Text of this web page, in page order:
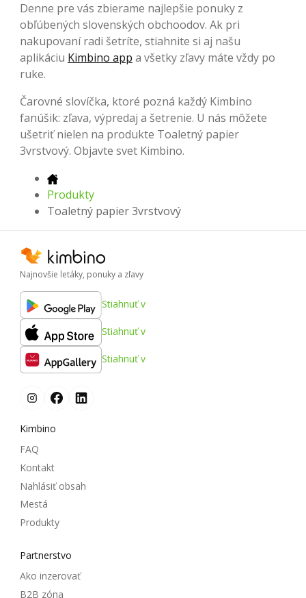
Denne pre vás zbierame najlepšie ponuky z
obľúbených slovenských obchoodov. Ak pri
nakupovaní radi šetríte, stiahnite si aj našu
aplikáciu Kimbino app a všetky zľavy máte vždy po
ruke.
Čarovné slovíčka, ktoré pozná každý Kimbino
fanúšik: zľava, výpredaj a šetrenie. U nás môžete
ušetriť nielen na produkte Toaletný papier
3vrstvový. Objavte svet Kimbino.
Produkty
Toaletný papier 3vrstvový
Najnovšie letáky, ponuky a zľavy
Stiahnuť v
Stiahnuť v
Stiahnuť v
Kimbino
FAQ
Kontakt
Nahlásiť obsah
Mestá
Produkty
Partnerstvo
Ako inzerovať
B2B zóna